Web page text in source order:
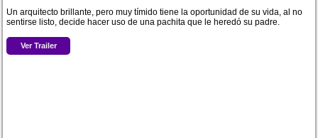
Un arquitecto brillante, pero muy tímido tiene la oportunidad de su vida, al no
sentirse listo, decide hacer uso de una pachita que le heredó su padre.
Ver Trailer